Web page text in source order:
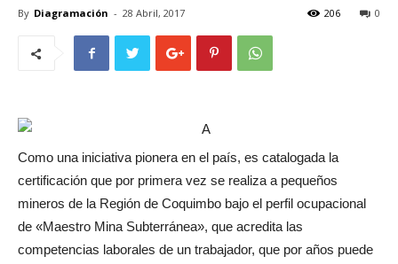
By Diagramación - 28 Abril, 2017 0
206
Como una iniciativa pionera en el país, es catalogada la
certificación que por primera vez se realiza a pequeños
mineros de la Región de Coquimbo bajo el perfil ocupacional
de «Maestro Mina Subterránea», que acredita las
competencias laborales de un trabajador, que por años puede